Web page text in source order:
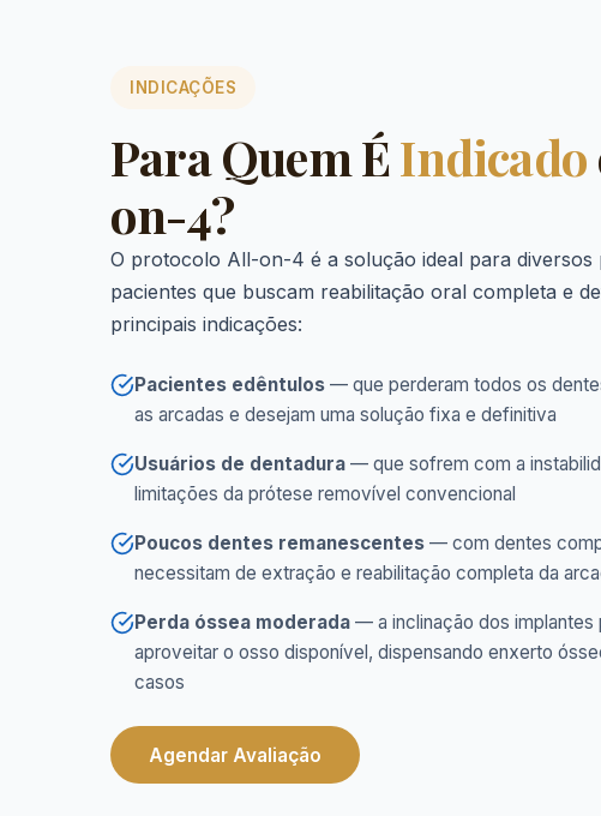
INDICAÇÕES
Para Quem ÉIndicado
on-4?
O protocolo All-on-4 é a solução ideal para diversos
pacientes que buscam reabilitação oral completa e
principais indicações:
Pacientes edêntulos — que perderam todos os
as arcadas e desejam uma solução fixa e definitiva
Usuários de dentadura — que sofrem com a
limitações da prótese removível convencional
Poucos dentes remanescentes — com dentes
necessitam de extração e reabilitação completa da
Perda óssea moderada — a inclinação dos implantes
aproveitar o osso disponível, dispensando enxerto
casos
Agendar Avaliação